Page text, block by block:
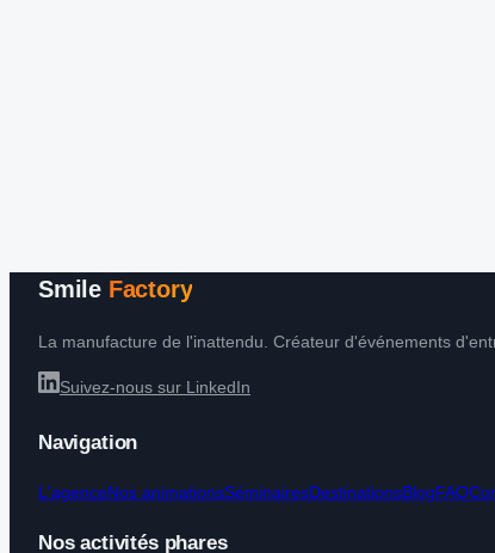
Smile Factory
La manufacture de l'inattendu. Créateur d'événements
Suivez-nous sur LinkedIn
Navigation
L'agenceNos animationsSéminairesDestinationsBlogFAQ
Nos activités phares